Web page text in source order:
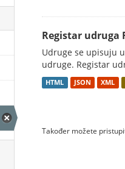
Registar udruga
Udruge se upisuju
udruge. Registar
HTML JSON XML
Također možete